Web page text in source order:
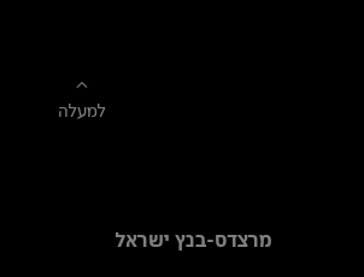
למעלה
מרצדס-בנץ ישראל